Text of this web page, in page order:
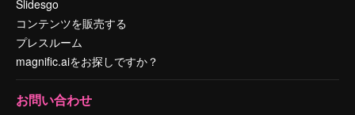
Slidesgo
コンテンツを販売する
プレスルーム
magnific.aiをお探しですか？
お問い合わせ